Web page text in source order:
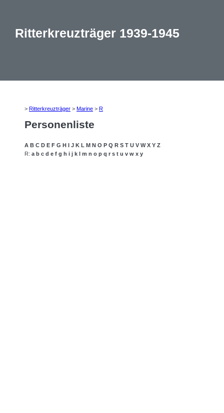
Ritterkreuzträger 1939-1945
> Ritterkreuzträger > Marine > R
Personenliste
A B C D E F G H I J K L M N O P Q R S T U V W X Y Z
R: a b c d e f g h i j k l m n o p q r s t u v w x y